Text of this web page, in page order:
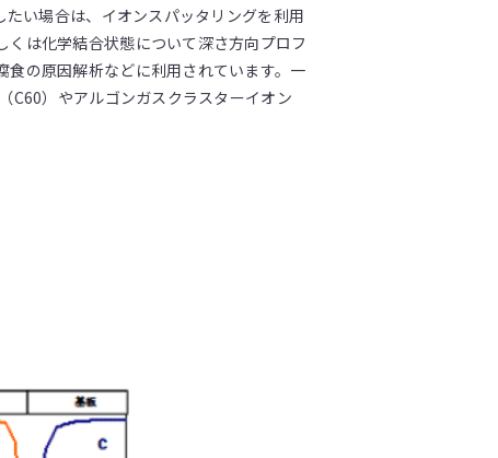
い場合は、イオンスパッタリングを利用
は化学結合状態について深さ方向プロフ
の原因解析などに利用されています。一
C60）やアルゴンガスクラスターイオン